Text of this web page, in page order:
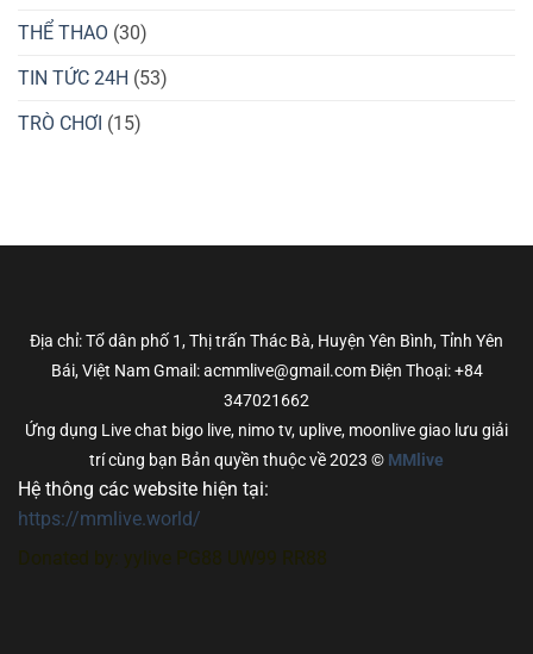
THỂ THAO (30)
TIN TỨC 24H (53)
TRÒ CHƠI (15)
Địa chỉ: Tổ dân phố 1, Thị trấn Thác Bà, Huyện Yên Bình, Tỉnh Yên
Bái, Việt Nam Gmail: acmmlive@gmail.com Điện Thoại: +84
347021662
Ứng dụng Live chat bigo live, nimo tv, uplive, moonlive giao lưu giải
trí cùng bạn Bản quyền thuộc về 2023 © MMlive
Hệ thông các website hiện tại:
https://mmlive.world/
Donated by: yylive PG88 UW99 RR88